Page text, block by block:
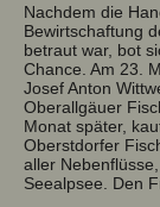
Nachdem die
Bewirtschaftung
betraut war, bot
Chance. Am 23.
Josef Anton
Oberallgäuer
Monat später,
Oberstdorfer
aller
Seealpsee. Den